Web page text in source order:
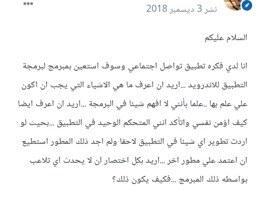
نشر3 ديسمبر 2018
السلام عليكم
انا لدي فكره تطبيق تواصل اجتماعي وسوف استعين بمبرمج لبرمجة
التطبيق للاندرويد ...اريد ان اعرف ما هي الاشياء التي يجب ان اكون
علي علم بها ..علما بأنني لا افهم شيئا في البرمجة ...اريد ان اعرف ايضا
كيف اؤمن نفسي واتأكد انني المتحكم الوحيد في التطبيق ...بحيث لو
اردت تطوير اي شيئا في التطبيق لاحقا ولم اجد ذلك المطور استطيع
ان اعتمد علي مطور اخر ...اريد بكل اختصار ان لا يحدث اي تلاعب
بواسطه ذلك المبرمج ...فكيف يكون ذلك؟